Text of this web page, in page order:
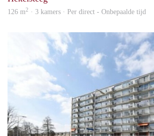
126 m2 · 3 kamers · Per direct - Onbepaalde tijd